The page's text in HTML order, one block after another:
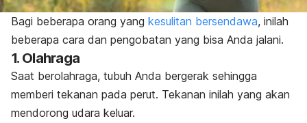
Bagi beberapa orang yang kesulitan bersendawa, inilah
beberapa cara dan pengobatan yang bisa Anda jalani.
1. Olahraga
Saat berolahraga, tubuh Anda bergerak sehingga
memberi tekanan pada perut. Tekanan inilah yang akan
mendorong udara keluar.